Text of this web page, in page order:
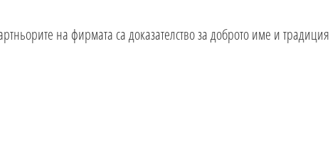
на фирмата са доказателство за доброто име и